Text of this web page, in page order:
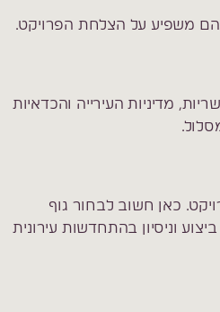
משפיע על הצלחת הפרויקט.
מדיניות העירייה והכדאיות
כאן חשוב לבחור גוף
וניסיון בהתחדשות עירונית